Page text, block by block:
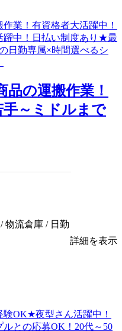
の運搬作業！
手～ミドルまで
物流倉庫 / 日勤
詳細を表示